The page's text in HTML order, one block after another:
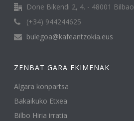
Done Bikendi 2, 4. - 48001 Bilbao
(+34) 944244625
bulegoa@kafeantzokia.eus
ZENBAT GARA EKIMENAK
Algara konpartsa
Bakaikuko Etxea
Bilbo Hiria irratia